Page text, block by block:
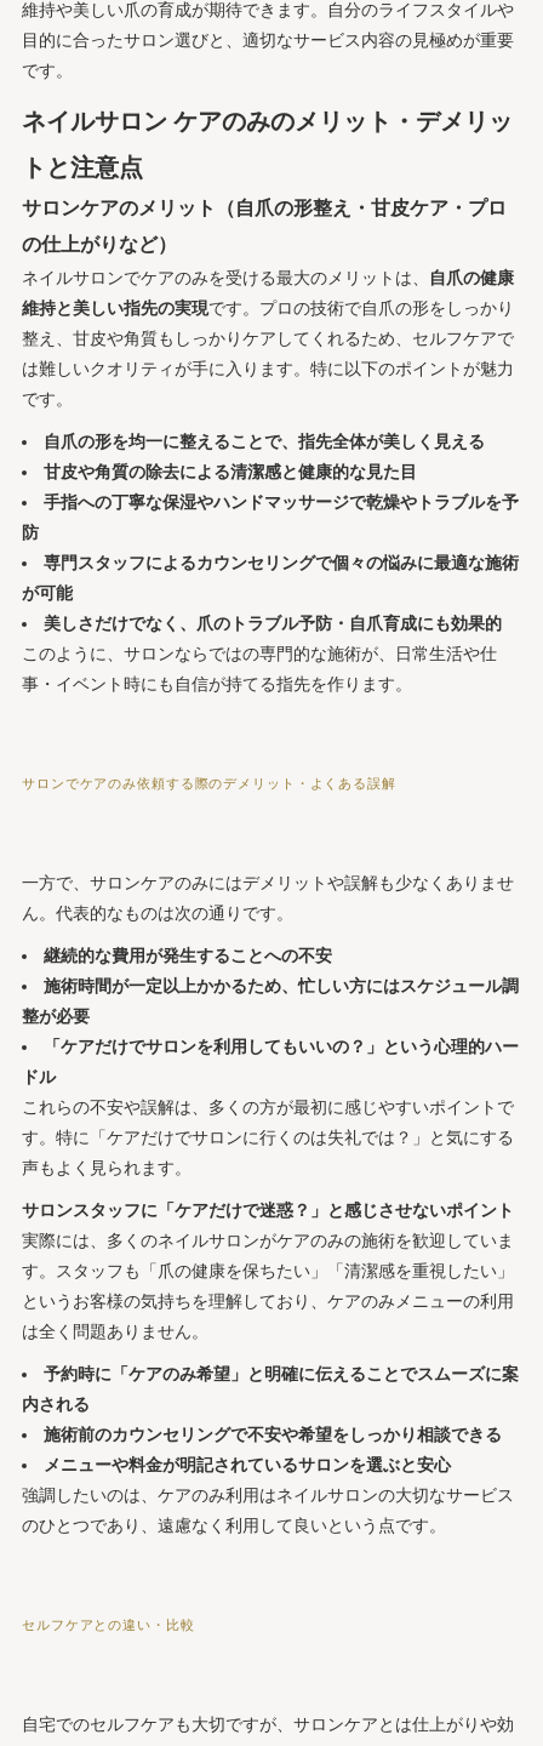
維持や美しい爪の育成が期待できます。自分のライフスタイルや
目的に合ったサロン選びと、適切なサービス内容の見極めが重要
です。
ネイルサロン ケアのみのメリット・デメリッ
トと注意点
サロンケアのメリット（自爪の形整え・甘皮ケア・プロ
の仕上がりなど）
ネイルサロンでケアのみを受ける最大のメリットは、
自爪の健康
維持と美しい指先の実現です。プロの技術で自爪の形をしっかり
整え、甘皮や角質もしっかりケアしてくれるため、セルフケアで
は難しいクオリティが手に入ります。特に以下のポイントが魅力
です。
自爪の形を均一に整えることで、指先全体が美しく見える
甘皮や角質の除去による清潔感と健康的な見た目
手指への丁寧な保湿やハンドマッサージで乾燥やトラブルを予
防
専門スタッフによるカウンセリングで個々の悩みに最適な施術
が可能
美しさだけでなく、爪のトラブル予防・自爪育成にも効果的
このように、サロンならではの専門的な施術が、日常生活や仕
事・イベント時にも自信が持てる指先を作ります。
サロンでケアのみ依頼する際のデメリット・よくある誤解
一方で、サロンケアのみにはデメリットや誤解も少なくありませ
ん。代表的なものは次の通りです。
継続的な費用が発生することへの不安
施術時間が一定以上かかるため、忙しい方にはスケジュール調
整が必要
「ケアだけでサロンを利用してもいいの？」という心理的ハー
ドル
これらの不安や誤解は、多くの方が最初に感じやすいポイントで
す。特に「ケアだけでサロンに行くのは失礼では？」と気にする
声もよく見られます。
サロンスタッフに「ケアだけで迷惑？」と感じさせないポイント
実際には、多くのネイルサロンがケアのみの施術を歓迎していま
す。スタッフも「爪の健康を保ちたい」「清潔感を重視したい」
というお客様の気持ちを理解しており、ケアのみメニューの利用
は全く問題ありません。
予約時に「ケアのみ希望」と明確に伝えることでスムーズに案
内される
施術前のカウンセリングで不安や希望をしっかり相談できる
メニューや料金が明記されているサロンを選ぶと安心
強調したいのは、ケアのみ利用はネイルサロンの大切なサービス
のひとつであり、遠慮なく利用して良いという点です。
セルフケアとの違い・比較
自宅でのセルフケアも大切ですが、サロンケアとは仕上がりや効